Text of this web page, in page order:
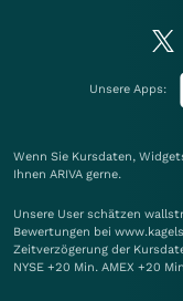
Unsere Apps:
Wenn Sie Kursdaten,
Ihnen ARIVA gerne.
Unsere User schätzen
Bewertungen bei
Zeitverzögerung der
NYSE +20 Min. AMEX +20